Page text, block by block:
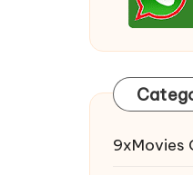
9xMovies